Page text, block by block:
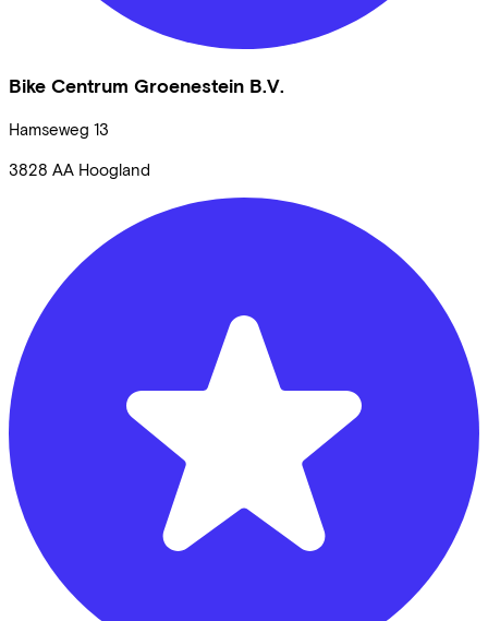
Bike Centrum Groenestein B.V.
Hamseweg 13
3828 AA Hoogland